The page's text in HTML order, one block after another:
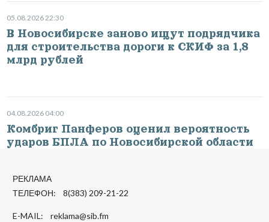
05.08.2026 22:30
В Новосибирске заново ищут подрядчика
для строительства дороги к СКИФ за 1,8
млрд рублей
04.08.2026 04:00
Комбриг Панферов оценил вероятность
ударов БПЛА по Новосибирской области
РЕКЛАМА
ТЕЛЕФОН: 8(383) 209-21-22
E-MAIL: reklama@sib.fm